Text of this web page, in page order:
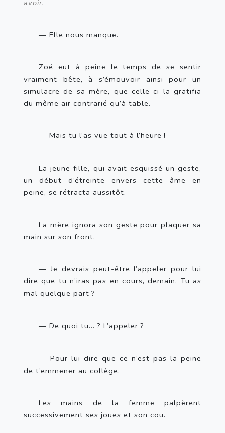
avoir.
— Elle nous manque.
Zoé eut à peine le temps de se sentir
vraiment bête, à s’émouvoir ainsi pour un
simulacre de sa mère, que celle-ci la gratifia
du même air contrarié qu’à table.
— Mais tu l’as vue tout à l’heure !
La jeune fille, qui avait esquissé un geste,
un début d’étreinte envers cette âme en
peine, se rétracta aussitôt.
La mère ignora son geste pour plaquer sa
main sur son front.
— Je devrais peut-être l’appeler pour lui
dire que tu n’iras pas en cours, demain. Tu as
mal quelque part ?
— De quoi tu… ? L’appeler ?
— Pour lui dire que ce n’est pas la peine
de t’emmener au collège.
Les mains de la femme palpèrent
successivement ses joues et son cou.